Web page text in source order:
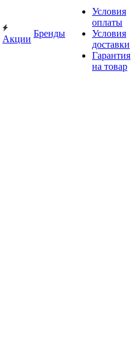
Акции
Бренды
Условия
оплаты
Условия
доставки
Гарантия
на товар